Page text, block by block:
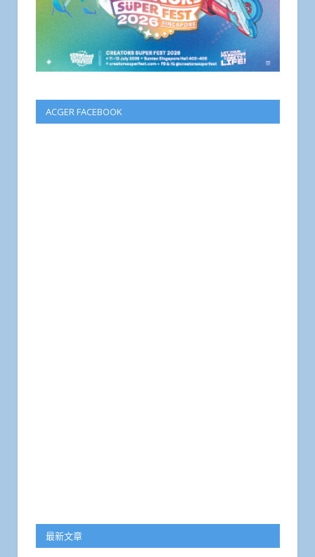
ACGER FACEBOOK
最新文章